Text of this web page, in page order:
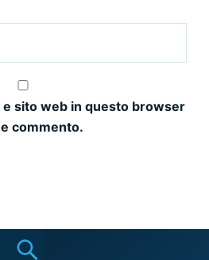
e sito web in questo browser
commento.